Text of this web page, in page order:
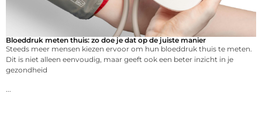
Bloeddruk meten thuis: zo doe je dat op de juiste manier
Steeds meer mensen kiezen ervoor om hun bloeddruk thuis te meten.
Dit is niet alleen eenvoudig, maar geeft ook een beter inzicht in je
gezondheid